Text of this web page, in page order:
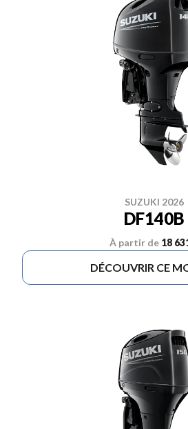
SUZUKI 2026
DF140B
À partir de 18
DÉCOUVRIR CE